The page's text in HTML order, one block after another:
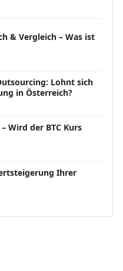
& Vergleich – Was ist
Lohnt sich
in Österreich?
Wird der BTC Kurs
Ihrer